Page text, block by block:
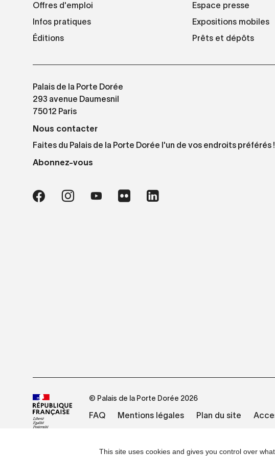
Offres d'emploi
Infos pratiques
Éditions
Espace presse
Expositions mobiles
Prêts et dépôts
Palais de la Porte Dorée
293 avenue Daumesnil
75012 Paris
Nous contacter
Faites du Palais de la Porte Dorée l'un de vos endroits préférés !
Abonnez-vous
© Palais de la Porte Dorée 2026
FAQ Mentions légales Plan du site
This site uses cookies and gives you control over